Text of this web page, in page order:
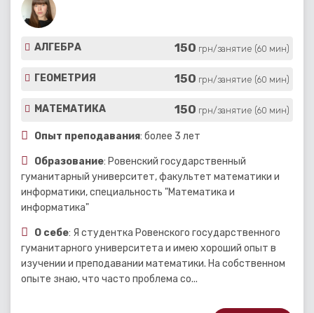
АЛГЕБРА 150 грн/занятие (60 мин)
ГЕОМЕТРИЯ 150 грн/занятие (60 мин)
МАТЕМАТИКА 150 грн/занятие (60 мин)
Опыт преподавания: более 3 лет
Образование: Ровенский государственный
гуманитарный университет, факультет математики и
информатики, специальность "Математика и
информатика"
О себе: Я студентка Ровенского государственного
гуманитарного университета и имею хороший опыт в
изучении и преподавании математики. На собственном
опыте знаю, что часто проблема со...